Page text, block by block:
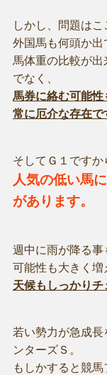
しかし、問題はこ
外国馬も何頭か出
馬体重の比較が
でなく、
馬券に絡む可能
常に厄介な存在で
そしてＧ１ですか
人気の低い馬
があります。
週中に雨が降る
可能性も大きく増
天候もしっかりチ
若い勢力が急成長
ンターズＳ。
もしかすると競